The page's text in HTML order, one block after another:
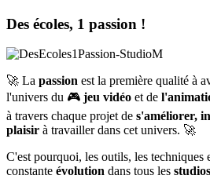
Des écoles, 1 passion !
🚀 La passion est la première qualité à
l'univers du 🎮 jeu vidéo et de
à travers chaque projet de s'améliorer,
plaisir à travailler dans cet univers. 🚀
C'est pourquoi, les outils, les techniques
constante évolution dans tous les studios